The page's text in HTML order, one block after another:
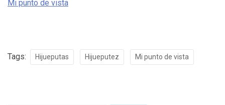
Mi punto de vista
Tags: Hijueputas Hijueputez Mi punto de vista